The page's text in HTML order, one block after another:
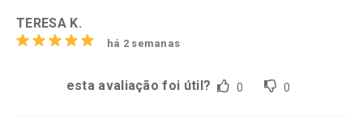
TERESA K.
há 2 semanas
esta avaliação foi útil? 0 0